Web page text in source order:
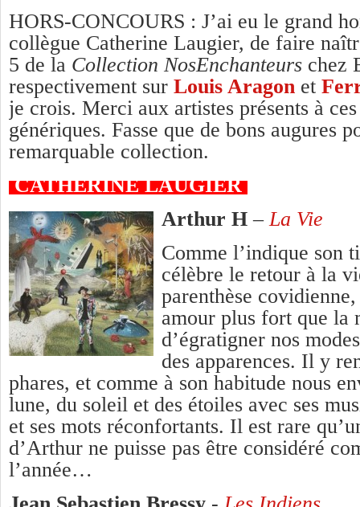
HORS-CONCOURS : J’ai eu le grand
collègue Catherine Laugier, de faire
5 de la Collection NosEnchanteurs chez
respectivement sur Louis Aragon et
je crois. Merci aux artistes présents à
génériques. Fasse que de bons augures
remarquable collection.
CATHERINE LAUGIER
Arthur H – La Vie
Comme l’indique son
célèbre le retour à la
parenthèse
amour plus fort que la
d’égratigner nos
des apparences. Il y
phares, et comme à son habitude nous
lune, du soleil et des étoiles avec ses
et ses mots réconfortants. Il est rare
d’Arthur ne puisse pas être considéré
l’année…